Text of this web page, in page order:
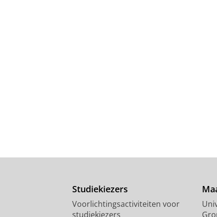
Studiekiezers
Voorlichtingsactiviteiten voor
studiekiezers